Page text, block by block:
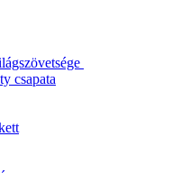
csapata